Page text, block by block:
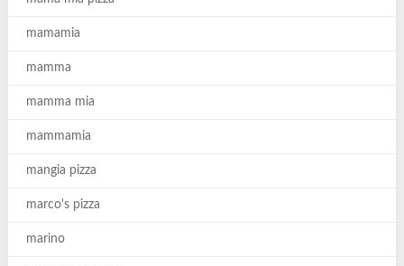
mamamia
mamma
mamma mia
mammamia
mangia pizza
marco's pizza
marino